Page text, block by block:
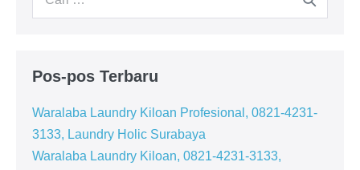
Pos-pos Terbaru
Waralaba Laundry Kiloan Profesional, 0821-4231-
3133, Laundry Holic Surabaya
Waralaba Laundry Kiloan, 0821-4231-3133,